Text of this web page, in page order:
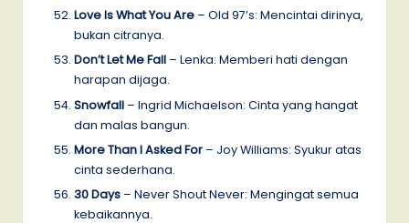
Love Is What You Are – Old 97’s: Mencintai dirinya,
bukan citranya.
Don’t Let Me Fall – Lenka: Memberi hati dengan
harapan dijaga.
Snowfall – Ingrid Michaelson: Cinta yang hangat
dan malas bangun.
More Than I Asked For – Joy Williams: Syukur atas
cinta sederhana.
30 Days – Never Shout Never: Mengingat semua
kebaikannya.